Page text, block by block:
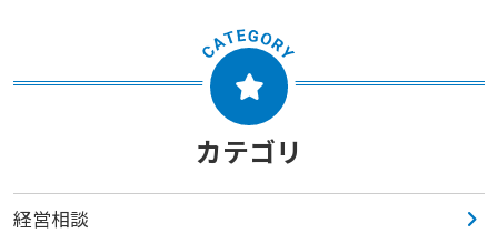
カテゴリ
経営相談